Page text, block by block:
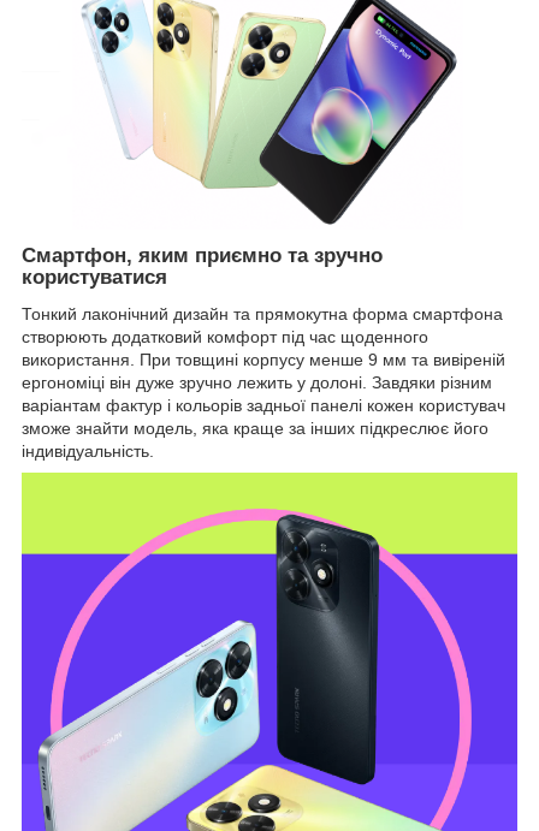
Смартфон, яким приємно та зручно
користуватися
Тонкий лаконічний дизайн та прямокутна форма смартфона
створюють додатковий комфорт під час щоденного
використання. При товщині корпусу менше 9 мм та вивіреній
ергономіці він дуже зручно лежить у долоні. Завдяки різним
варіантам фактур і кольорів задньої панелі кожен користувач
зможе знайти модель, яка краще за інших підкреслює його
індивідуальність.